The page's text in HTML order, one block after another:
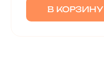
В КОРЗИНУ